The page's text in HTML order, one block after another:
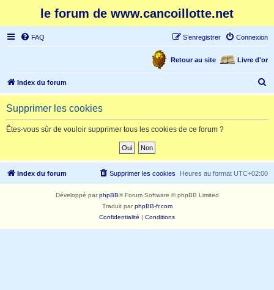
le forum de www.cancoillotte.net
FAQ Connexion
S’enregistrer
Livre d'or
Retour au site
Index du forum
e
h
Supprimer les cookies
Êtes-vous sûr de vouloir supprimer tous les cookies de ce forum ?
Index du forum Heures au format UTC+02:00
Supprimer les cookies
Développé parphpBB® Forum Software © phpBB Limited
Traduit parphpBB-fr.com
Confidentialité | Conditions